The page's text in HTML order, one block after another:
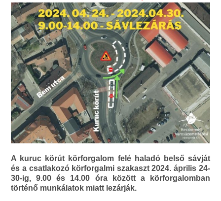
A kuruc körút körforgalom felé haladó belső sávját
és a csatlakozó körforgalmi szakaszt 2024. április 24-
30-ig, 9.00 és 14.00 óra között a körforgalomban
történő munkálatok miatt lezárják.